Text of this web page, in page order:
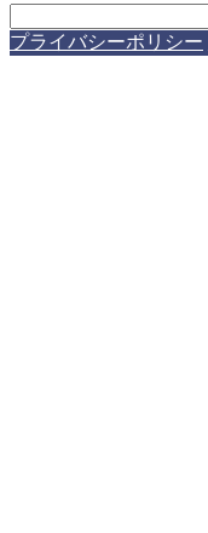
プライバシーポリシー